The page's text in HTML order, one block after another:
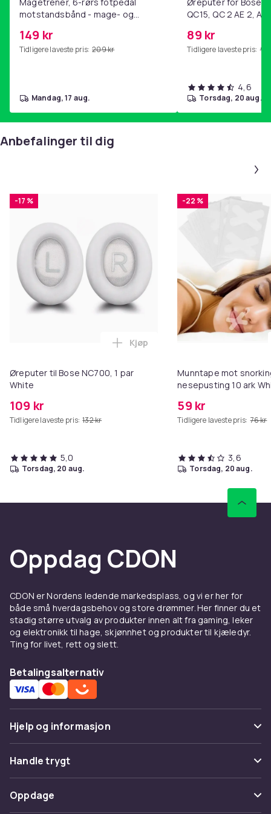
Magetrener, 6-rørs fotpedal
motstandsbånd - mage- og
hjemmegymnastikk Purple
149 kr
Tidligere laveste pris: 209 kr
mandag, 17 aug.
Øreputer for Bose
QC15, QC 2 AE 2, AE
89 kr
Tidligere laveste pris: 99
4,6
torsdag, 20 aug.
Anbefalinger til dig
-17 %
Øreputer til Bose NC700, 1 par
White
109 kr
Tidligere laveste pris: 132 kr
Legg Øreputer til Bose NC700,
Kjøp
5,0
torsdag, 20 aug.
-22 %
Munntape mot
nesepusting 10 ark
59 kr
Tidligere laveste pris: 76 kr
3,6
torsdag, 20 aug.
Oppdag CDON
CDON er Nordens ledende markedsplass, og vi er her for
både små hverdagsbehov og store drømmer. Her finner du et
stadig større utvalg av produkter innen alt fra gaming, leker
og elektronikk til hage, skjønnhet og produkter til kjæledyr.
Ting for livet, rett og slett.
Betalingsalternativ
Hjelp og informasjon
Vanlige spørsmål
Spor pakke
Angre & returner her
Handle trygt
Betaling
Oppdage